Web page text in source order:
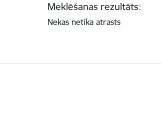
Meklēšanas rezultāts:
Nekas netika atrasts